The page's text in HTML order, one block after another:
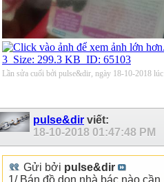
Lần sửa cuối bởi pulse&dir, ngày 18-10-2018 lúc
pulse&dir viết:
18-10-2018 01:47:48 PM
Gửi bởi pulse&dir